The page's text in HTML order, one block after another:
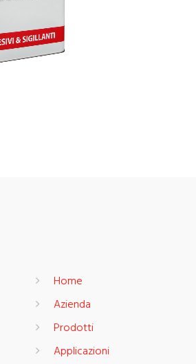
Home
Azienda
Prodotti
Applicazioni